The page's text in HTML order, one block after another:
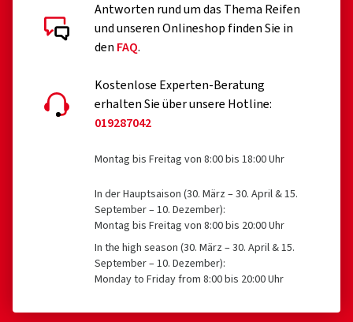
Antworten rund um das Thema Reifen
und unseren Onlineshop finden Sie in
den FAQ.
Kostenlose Experten-Beratung
erhalten Sie über unsere Hotline:
019287042
Montag bis Freitag von 8:00 bis 18:00 Uhr
In der Hauptsaison (30. März – 30. April & 15.
September – 10. Dezember):
Montag bis Freitag von 8:00 bis 20:00 Uhr
In the high season (30. März – 30. April & 15.
September – 10. Dezember):
Monday to Friday from 8:00 bis 20:00 Uhr